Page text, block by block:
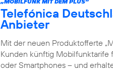
Telefónica
Anbieter
Mit der neuen Produktofferte
Kunden künftig Mobilfunktarife
oder Smartphones – und